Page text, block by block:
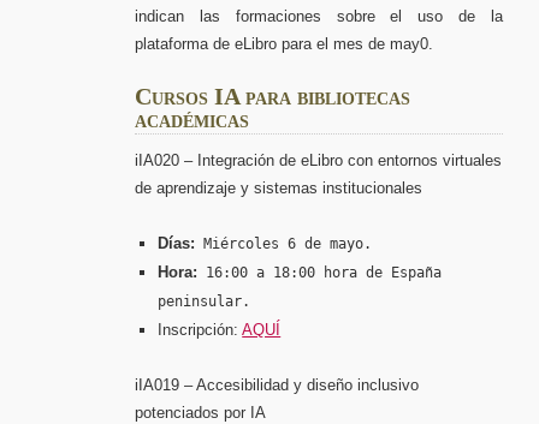
indican las formaciones sobre el uso de la
plataforma de eLibro para el mes de may0.
Cursos IA para bibliotecas
académicas
iIA020 – Integración de eLibro con entornos virtuales
de aprendizaje y sistemas institucionales
Días: Miércoles 6 de mayo.
Hora: 16:00 a 18:00 hora de España
peninsular.
Inscripción:AQUÍ
iIA019 – Accesibilidad y diseño inclusivo
potenciados por IA